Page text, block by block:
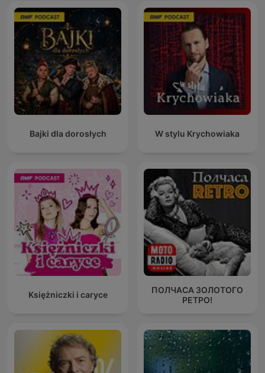
Bajki dla dorosłych W stylu Krychowiaka
Księżniczki i caryce
ПОЛЧАСА ЗОЛОТОГО
РЕТРО!